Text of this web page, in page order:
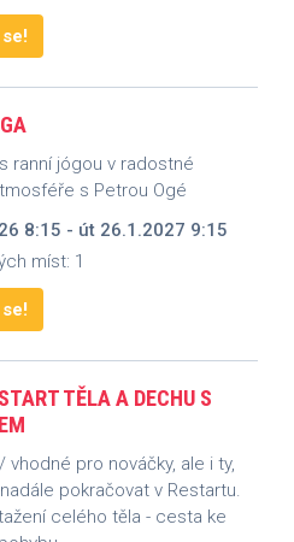
ranní jógou v radostné
s Petrou Ogé
8:15 - út 26.1.2027 9:15
míst: 1
TĚLA A DECHU S
vhodné pro nováčky, ale i ty,
pokračovat v Restartu.
celého těla - cesta ke